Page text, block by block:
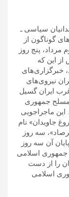
سياسى ـ
گوناگون از
و جابجا كردن بندها و …٢٦ سوم مرداد، پنج روز
اين كه
خبرگزارى‌هاى
نيروى‌هاى
ايران گسيل
مسلح جمهورى
اين ماجراجويى‌
جاويدان» نام
سه روز
آن سه روز
جمهورى اسلامى
را از دست
اسلامى